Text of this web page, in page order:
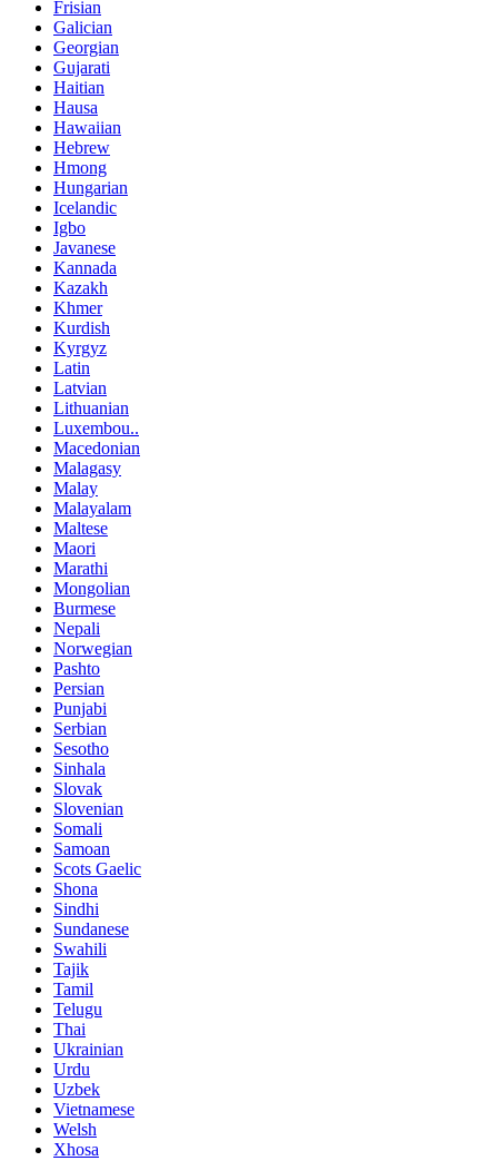
Frisian
Galician
Georgian
Gujarati
Haitian
Hausa
Hawaiian
Hebrew
Hmong
Hungarian
Icelandic
Igbo
Javanese
Kannada
Kazakh
Khmer
Kurdish
Kyrgyz
Latin
Latvian
Lithuanian
Luxembou..
Macedonian
Malagasy
Malay
Malayalam
Maltese
Maori
Marathi
Mongolian
Burmese
Nepali
Norwegian
Pashto
Persian
Punjabi
Serbian
Sesotho
Sinhala
Slovak
Slovenian
Somali
Samoan
Scots Gaelic
Shona
Sindhi
Sundanese
Swahili
Tajik
Tamil
Telugu
Thai
Ukrainian
Urdu
Uzbek
Vietnamese
Welsh
Xhosa